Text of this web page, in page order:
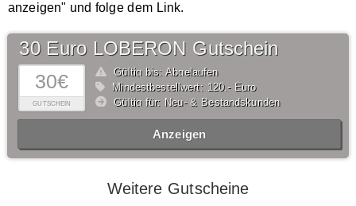
anzeigen" und folge dem Link.
30€
GUTSCHEIN
30 Euro LOBERON Gutschein
Gültig bis: Abgelaufen
Mindestbestellwert: 120,- Euro
Gültig für: Neu- & Bestandskunden
Anzeigen
Weitere Gutscheine